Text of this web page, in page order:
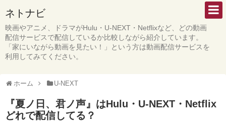
ネトナビ
映画やアニメ、ドラマがHulu・U-NEXT・Netflixなど、どの動画
配信サービスで配信しているか比較しながら紹介しています。
「家にいながら動画を見たい！」という方は動画配信サービスを
利用してみてください。
ホーム U-NEXT
『夏ノ日、君ノ声』はHulu・U-NEXT・Netflix
どれで配信してる？